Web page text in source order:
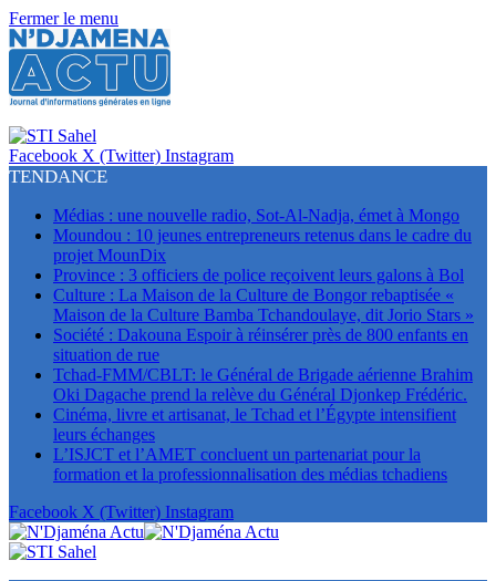
Fermer le menu
Facebook X (Twitter) Instagram
TENDANCE
Médias : une nouvelle radio, Sot-Al-Nadja, émet à Mongo
Moundou : 10 jeunes entrepreneurs retenus dans le cadre du
projet MounDix
Province : 3 officiers de police reçoivent leurs galons à Bol
Culture : La Maison de la Culture de Bongor rebaptisée «
Maison de la Culture Bamba Tchandoulaye, dit Jorio Stars »
Société : Dakouna Espoir à réinsérer près de 800 enfants en
situation de rue
Tchad-FMM/CBLT: le Général de Brigade aérienne Brahim
Oki Dagache prend la relève du Général Djonkep Frédéric.
Cinéma, livre et artisanat, le Tchad et l’Égypte intensifient
leurs échanges
L’ISJCT et l’AMET concluent un partenariat pour la
formation et la professionnalisation des médias tchadiens
Facebook X (Twitter) Instagram